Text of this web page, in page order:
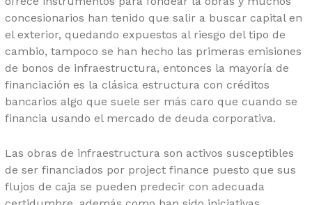
concesionarios han tenido que salir a buscar capital en
el exterior, quedando expuestos al riesgo del tipo de
cambio, tampoco se han hecho las primeras emisiones
de bonos de infraestructura, entonces la mayoría de
financiación es la clásica estructura con créditos
bancarios algo que suele ser más caro que cuando se
financia usando el mercado de deuda corporativa.
Las obras de infraestructura son activos susceptibles
de ser financiados por project finance puesto que sus
flujos de caja se pueden predecir con adecuada